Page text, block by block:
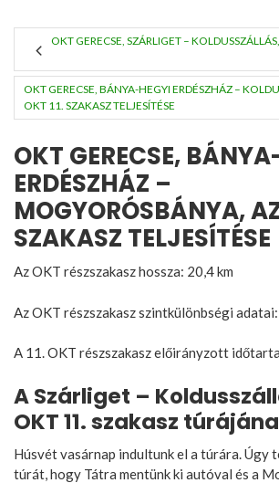
OKT GERECSE, SZÁRLIGET –
OKT GERECSE, BÁNYA-HEGYI ERDÉSZHÁZ –
OKT 11. SZAKASZ TELJESÍTÉSE
OKT GERECSE,
ERDÉSZHÁZ –
MOGYORÓSBÁNYA,
SZAKASZ TELJESÍTÉSE
Az OKT részszakasz hossza: 20,4 km
Az OKT részszakasz szintkülönbségi
A 11. OKT részszakasz előirányzott
A Szárliget –
OKT 11. szakasz
Húsvét vasárnap indultunk el a túrára. Úgy
túrát, hogy Tátra mentünk ki autóval és a